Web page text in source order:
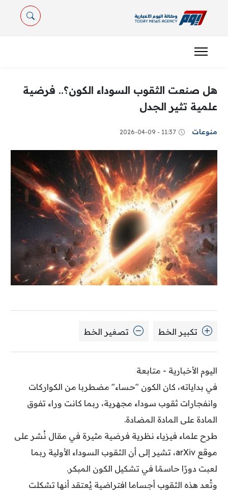
هل صنعت الثقوب السوداء الكون؟.. فرضية
علمية تثير الجدل
منوعات 11:37 - 2026-04-09
تكبير الخط تصغير الخط
اليوم الأخبارية - متابعة
في بداياته، كان الكون "حساء" مضطربا من الكواركات
وانفجارات ثقوب سوداء مجهرية، ربما كانت وراء تفوق
المادة على المادة المضادة.
طرح علماء فيزياء نظرية فرضية مثيرة في مقال نُشر على
موقع arXiv، تشير إلى أن الثقوب السوداء الأولية ربما
لعبت دورًا حاسمًا في تشكيل الكون المبكر.
وتُعد هذه الثقوب أجساما افتراضية يُعتقد أنها تشكلت